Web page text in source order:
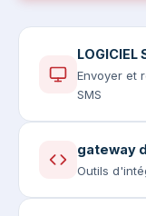
LOGICIEL
Envoyer et
SMS
gateway
Outils